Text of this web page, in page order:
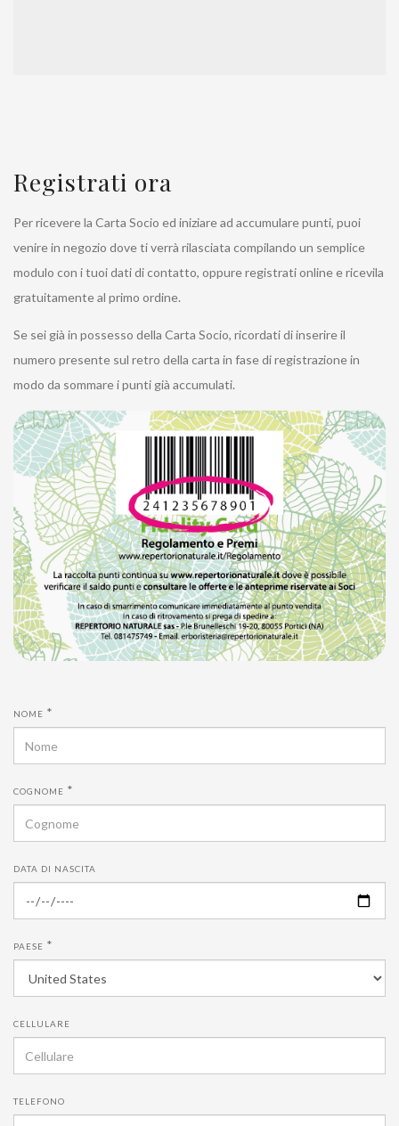
Registrati ora
Per ricevere la Carta Socio ed iniziare ad accumulare punti, puoi
venire in negozio dove ti verrà rilasciata compilando un semplice
modulo con i tuoi dati di contatto, oppure registrati online e ricevila
gratuitamente al primo ordine.
Se sei già in possesso della Carta Socio, ricordati di inserire il
numero presente sul retro della carta in fase di registrazione in
modo da sommare i punti già accumulati.
NOME *
COGNOME *
DATA DI NASCITA
PAESE *
CELLULARE
TELEFONO